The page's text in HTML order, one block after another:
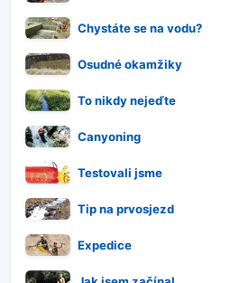
Chystáte se na vodu?
Osudné okamžiky
To nikdy nejeďte
Canyoning
Testovali jsme
Tip na prvosjezd
Expedice